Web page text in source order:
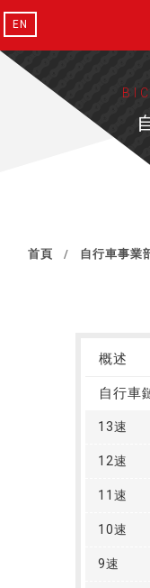
EN
首頁 自行車事業
概述
自行車
13速
12速
11速
10速
9速